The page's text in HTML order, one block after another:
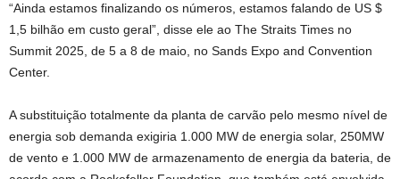
“Ainda estamos finalizando os números, estamos falando de US $
1,5 bilhão em custo geral”, disse ele ao The Straits Times no
Summit 2025, de 5 a 8 de maio, no Sands Expo and Convention
Center.
A substituição totalmente da planta de carvão pelo mesmo nível de
energia sob demanda exigiria 1.000 MW de energia solar, 250MW
de vento e 1.000 MW de armazenamento de energia da bateria, de